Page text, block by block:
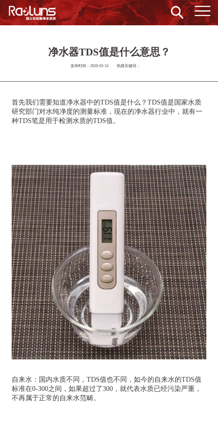
净水器TDS值是什么意思？
发布时间：2020-03-24 热搜关键词：
首先我们需要知道净水器中的TDS值是什么？TDS值是国家水质
研究部门对水纯净度的测量标准，现在的净水器行业中，就有一
种TDS笔是用于检测水质的TDS值。
自来水：国内水质不同，TDS值也不同，如今的自来水的TDS值
标准在0-300之间，如果超过了300，就代表水质已经污染严重，
不再属于正常的自来水范畴。